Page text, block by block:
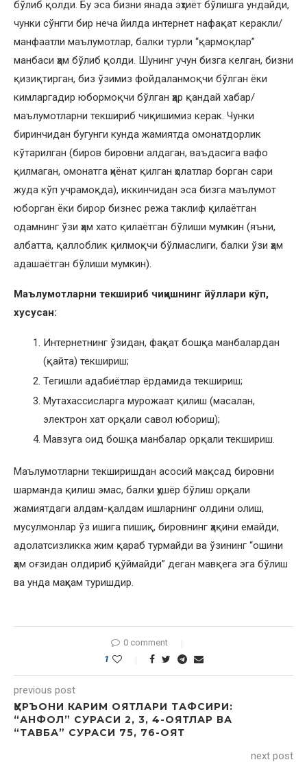
бўлиб қолди. Бу эса бизни янада эҳтиёт бўлишга ундайди,
чунки сўнгги бир неча йилда интернет нафақат керакли/
манфаатли маълумотлар, балки турли “қармоқлар”
манбаси ҳам бўлиб қолди. Шунинг учун бизга келган, бизни
қизиқтирган, биз ўзимиз фойдаланмоқчи бўлган ёки
кимларгадир юбормоқчи бўлган ҳар қандай хабар/
маълумотларни текшириб чиқишимиз керак. Чунки
биринчидан бугунги кунда жамиятда омонатдорлик
кўтарилган (биров бировни алдаган, ваъдасига вафо
қилмаган, омонатга ҳиёнат қилган ҳолатлар борган сари
жуда кўп учрамоқда), иккинчидан эса бизга маълумот
юборган ёки бирор бизнес режа таклиф қилаётган
одамнинг ўзи ҳам хато қилаётган бўлиши мумкин (яъни,
албатта, қаллоблик қилмоқчи бўлмаслиги, балки ўзи ҳам
адашаётган бўлиши мумкин).
Маълумотларни текшириб чиқишнинг йўллари кўп,
хусусан:
Интернетнинг ўзидан, фақат бошқа манбалардан
(қайта) текшириш;
Тегишли адабиётлар ёрдамида текшириш;
Мутахассисларга мурожаат қилиш (масалан,
электрон хат орқали савол юбориш);
Мавзуга оид бошқа манбалар орқали текшириш.
Маълумотларни текширишдан асосий мақсад бировни
шарманда қилиш эмас, балки ҳушёр бўлиш орқали
жамиятдаги алдам-қалдам ишларнинг олдини олиш,
мусулмонлар ўз ишига пишиқ, бировнинг ҳақини емайди,
адолатсизликка жим қараб турмайди ва ўзининг “ошини
ҳам оғзидан олдириб қўймайди” деган мавқега эга бўлиш
ва унда маҳкам туришдир.
0 comment
1
previous post
ҚУРЪОНИ КАРИМ ОЯТЛАРИ ТАФСИРИ:
“АНФОЛ” СУРАСИ 2, 3, 4-ОЯТЛАР ВА
“ТАВБА” СУРАСИ 75, 76-ОЯТ
next post